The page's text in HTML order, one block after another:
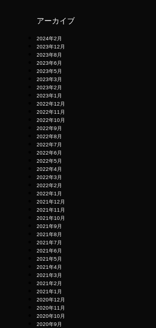
アーカイブ
2024年2月
2023年12月
2023年8月
2023年6月
2023年5月
2023年3月
2023年2月
2023年1月
2022年12月
2022年11月
2022年10月
2022年9月
2022年8月
2022年7月
2022年6月
2022年5月
2022年4月
2022年3月
2022年2月
2022年1月
2021年12月
2021年11月
2021年10月
2021年9月
2021年8月
2021年7月
2021年6月
2021年5月
2021年4月
2021年3月
2021年2月
2021年1月
2020年12月
2020年11月
2020年10月
2020年9月